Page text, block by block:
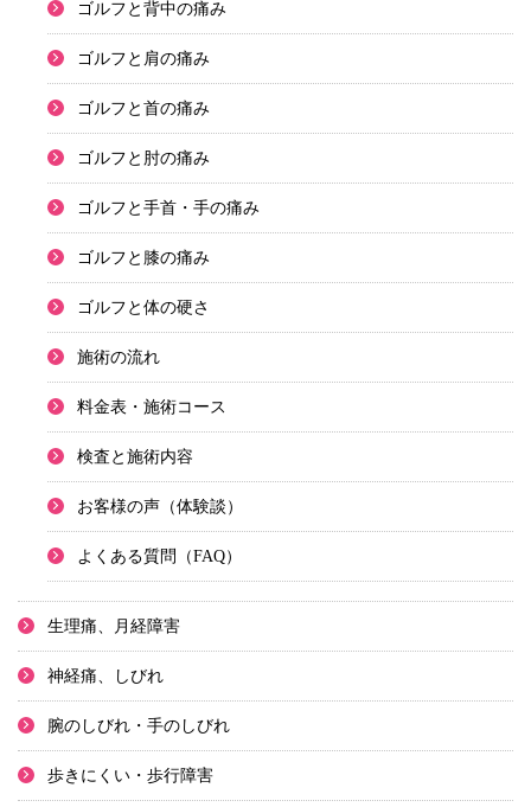
ゴルフと背中の痛み
ゴルフと肩の痛み
ゴルフと首の痛み
ゴルフと肘の痛み
ゴルフと手首・手の痛み
ゴルフと膝の痛み
ゴルフと体の硬さ
施術の流れ
料金表・施術コース
検査と施術内容
お客様の声（体験談）
よくある質問（FAQ）
生理痛、月経障害
神経痛、しびれ
腕のしびれ・手のしびれ
歩きにくい・歩行障害